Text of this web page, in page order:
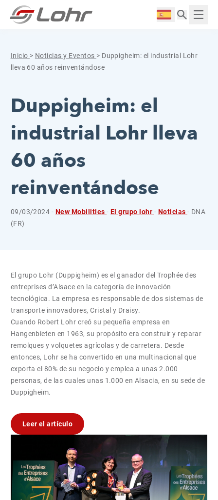
Saltar al contenido
Langue :
Inicio > Noticias y Eventos > Duppigheim: el industrial Lohr
lleva 60 años reinventándose
Duppigheim: el
industrial Lohr lleva
60 años
reinventándose
09/03/2024 - New Mobilities-El grupo lohr - Noticias- DNA
(FR)
El grupo Lohr (Duppigheim) es el ganador del Trophée des
entreprises d’Alsace en la categoría de innovación
tecnológica. La empresa es responsable de dos sistemas de
transporte innovadores, Cristal y Draisy.
Cuando Robert Lohr creó su pequeña empresa en
Hangenbieten en 1963, su propósito era construir y reparar
remolques y volquetes agrícolas y de carretera. Desde
entonces, Lohr se ha convertido en una multinacional que
exporta el 80% de su negocio y emplea a unas 2.000
personas, de las cuales unas 1.000 en Alsacia, en su sede de
Duppigheim.
Leer el artículo
Panel de gestión de cookies